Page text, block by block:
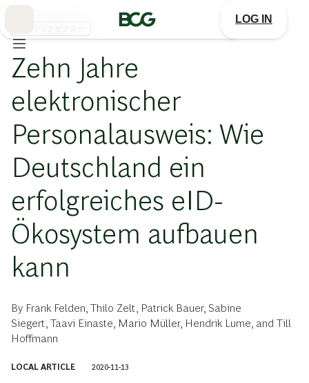
LOG IN
Zehn Jahre
elektronischer
Personalausweis: Wie
Deutschland ein
erfolgreiches eID-
Ökosystem aufbauen
kann
By Frank Felden Thilo Zelt Patrick Bauer, Sabine
Siegert Taavi Einaste Mario Müller, Hendrik Lume , and Till
Hoffmann
LOCAL ARTICLE 2020-11-13